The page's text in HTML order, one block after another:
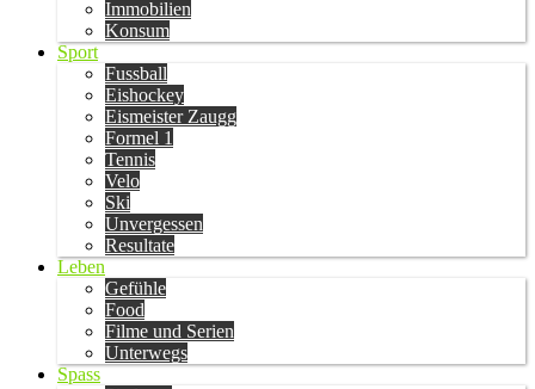
Immobilien
Konsum
Sport
Fussball
Eishockey
Eismeister Zaugg
Formel 1
Tennis
Velo
Ski
Unvergessen
Resultate
Leben
Gefühle
Food
Filme und Serien
Unterwegs
Spass